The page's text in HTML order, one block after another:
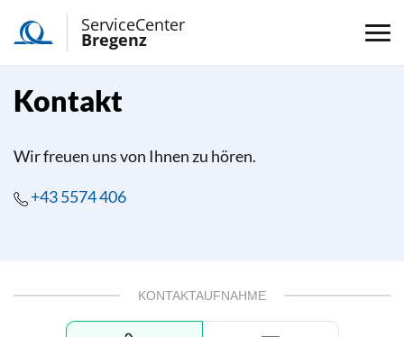
ServiceCenter
Bregenz
Kontakt
Wir freuen uns von Ihnen zu hören.
+43 5574 406
KONTAKTAUFNAHME